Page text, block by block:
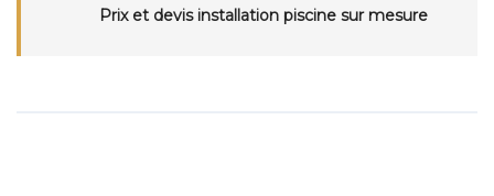
Prix et devis installation piscine sur mesure